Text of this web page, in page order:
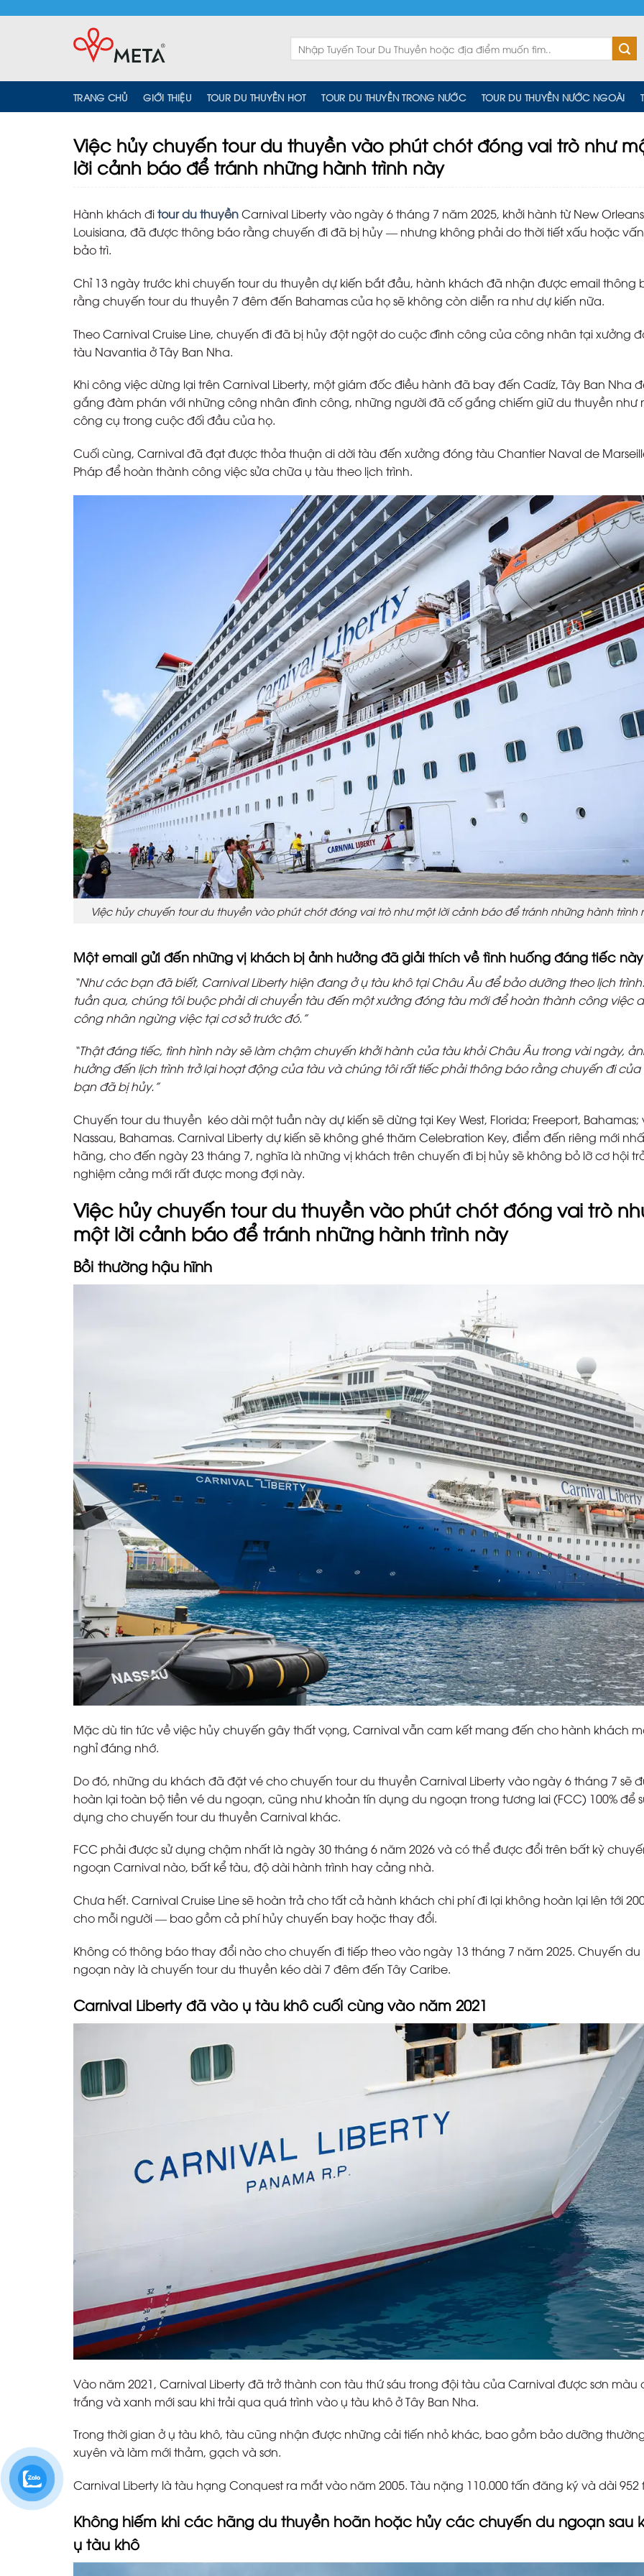
kiếm:
TRANG CHỦ GIỚI THIỆU TOUR DU THUYỀN HOT TOUR DU THUYỀN TRONG NƯỚC TOUR DU THUYỀN NƯỚC NGOÀI
Việc hủy chuyến tour du thuyền vào phút chót đóng vai trò như
lời cảnh báo để tránh những hành trình này
Hành khách đitour du thuyềnCarnival Liberty vào ngày 6 tháng 7 năm 2025, khởi hành từ New
Louisiana, đã được thông báo rằng chuyến đi đã bị hủy — nhưng không phải do thời tiết xấu hoặc
bảo trì.
Chỉ 13 ngày trước khi chuyến tour du thuyền dự kiến ​​bắt đầu, hành khách đã nhận được email thông
rằng chuyến tour du thuyền 7 đêm đến Bahamas của họ sẽ không còn diễn ra như dự kiến ​​nữa.
Theo Carnival Cruise Line, chuyến đi đã bị hủy đột ngột do cuộc đình công của công nhân tại xưởng
tàu Navantia ở Tây Ban Nha.
Khi công việc dừng lại trên Carnival Liberty, một giám đốc điều hành đã bay đến Cadíz, Tây Ban Nha
gắng đàm phán với những công nhân đình công, những người đã cố gắng chiếm giữ du thuyền như
công cụ trong cuộc đối đầu của họ.
Cuối cùng, Carnival đã đạt được thỏa thuận di dời tàu đến xưởng đóng tàu Chantier Naval de
Pháp để hoàn thành công việc sửa chữa ụ tàu theo lịch trình.
Việc hủy chuyến tour du thuyền vào phút chót đóng vai trò như một lời cảnh báo để tránh những hành trình
Một email gửi đến những vị khách bị ảnh hưởng đã giải thích về tình huống đáng tiếc
“Như các bạn đã biết, Carnival Liberty hiện đang ở ụ tàu khô tại Châu Âu để bảo dưỡng theo lịch
tuần qua, chúng tôi buộc phải di chuyển tàu đến một xưởng đóng tàu mới để hoàn thành công việc
công nhân ngừng việc tại cơ sở trước đó.”
“Thật đáng tiếc, tình hình này sẽ làm chậm chuyến khởi hành của tàu khỏi Châu Âu trong vài ngày,
hưởng đến lịch trình trở lại hoạt động của tàu và chúng tôi rất tiếc phải thông báo rằng chuyến đi
bạn đã bị hủy.”
Chuyến tour du thuyền kéo dài một tuần này dự kiến ​​sẽ dừng tại Key West, Florida; Freeport, Bahamas;
Nassau, Bahamas. Carnival Liberty dự kiến ​​sẽ không ghé thăm Celebration Key, điểm đến riêng mới
hãng, cho đến ngày 23 tháng 7, nghĩa là những vị khách trên chuyến đi bị hủy sẽ không bỏ lỡ cơ hội
nghiệm cảng mới rất được mong đợi này.
Việc hủy chuyến tour du thuyền vào phút chót đóng vai trò
một lời cảnh báo để tránh những hành trình này
Bồi thường hậu hĩnh
Mặc dù tin tức về việc hủy chuyến gây thất vọng, Carnival vẫn cam kết mang đến cho hành khách
nghỉ đáng nhớ.
Do đó, những du khách đã đặt vé cho chuyến tour du thuyền Carnival Liberty vào ngày 6 tháng 7 sẽ
hoàn lại toàn bộ tiền vé du ngoạn, cũng như khoản tín dụng du ngoạn trong tương lai (FCC) 100% để
dụng cho chuyến tour du thuyền Carnival khác.
FCC phải được sử dụng chậm nhất là ngày 30 tháng 6 năm 2026 và có thể được đổi trên bất kỳ
ngoạn Carnival nào, bất kể tàu, độ dài hành trình hay cảng nhà.
Chưa hết. Carnival Cruise Line sẽ hoàn trả cho tất cả hành khách chi phí đi lại không hoàn lại lên tới
cho mỗi người — bao gồm cả phí hủy chuyến bay hoặc thay đổi.
Không có thông báo thay đổi nào cho chuyến đi tiếp theo vào ngày 13 tháng 7 năm 2025. Chuyến du
ngoạn này là chuyến tour du thuyền kéo dài 7 đêm đến Tây Caribe.
Carnival Liberty đã vào ụ tàu khô cuối cùng vào năm 2021
Vào năm 2021, Carnival Liberty đã trở thành con tàu thứ sáu trong đội tàu của Carnival được sơn màu
trắng và xanh mới sau khi trải qua quá trình vào ụ tàu khô ở Tây Ban Nha.
Trong thời gian ở ụ tàu khô, tàu cũng nhận được những cải tiến nhỏ khác, bao gồm bảo dưỡng
xuyên và làm mới thảm, gạch và sơn.
Carnival Liberty là tàu hạng Conquest ra mắt vào năm 2005. Tàu nặng 110.000 tấn đăng ký và dài 952
Không hiếm khi các hãng du thuyền hoãn hoặc hủy các chuyến du ngoạn sau
ụ tàu khô